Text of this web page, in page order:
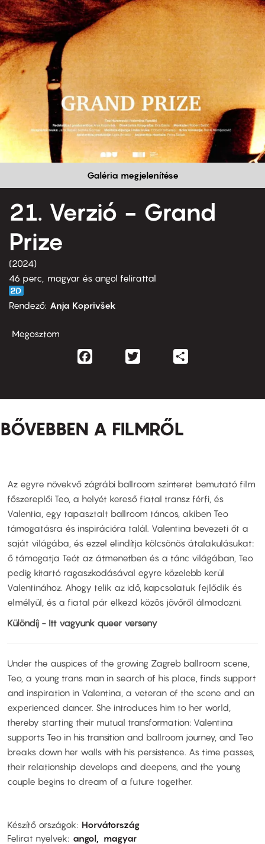
Galéria megjelenítése
21. Verzió - Grand
Prize
2024
46 perc,
magyar és angol felirattal
Rendező Anja Koprivšek
Megosztom
Facebook
BŐVEBBEN A FILMRŐL
Az egyre növekvő zágrábi ballroom színteret bemutató film
főszereplői Teo, a helyét kereső fiatal transz férfi, és
Valentia, egy tapasztalt ballroom táncos, akiben Teo
támogatásra és inspirációra talál. Valentina bevezeti őt a
saját világába, és ezzel elindítja kölcsönös átalakulásukat:
ő támogatja Teót az átmenetben és a tánc világában, Teo
pedig kitartó ragaszkodásával egyre közelebb kerül
Valentinához. Ahogy telik az idő, kapcsolatuk fejlődik és
elmélyül, és a fiatal pár elkezd közös jövőről álmodozni.
Különdíj - Itt vagyunk queer verseny
Under the auspices of the growing Zagreb ballroom scene,
Teo, a young trans man in search of his place, finds support
and inspiration in Valentina, a veteran of the scene and an
experienced dancer. She introduces him to her world,
thereby starting their mutual transformation: Valentina
supports Teo in his transition and ballroom journey, and Teo
breaks down her walls with his persistence. As time passes,
their relationship develops and deepens, and the young
couple begins to dream of a future together.
Készítő országok
Horvátország
Felirat nyelvek
angol
magyar